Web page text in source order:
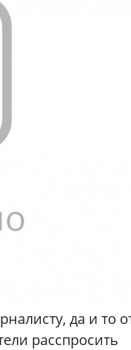
да и то
расспросить